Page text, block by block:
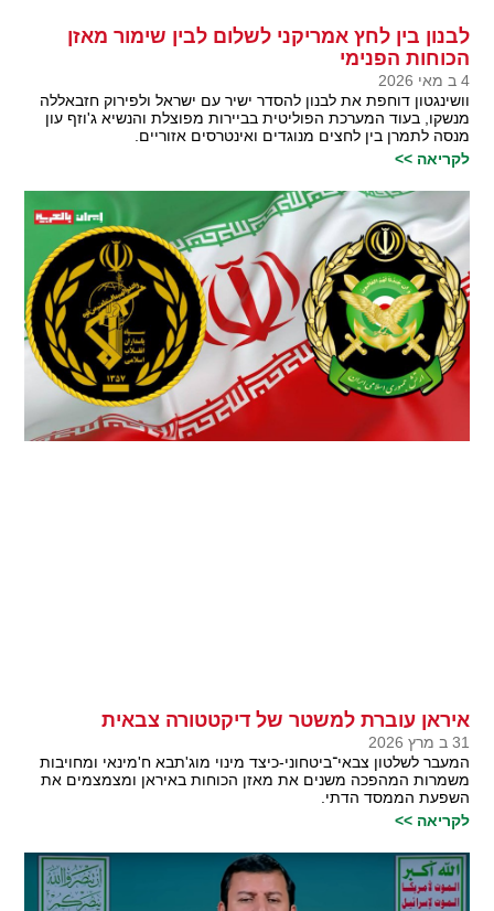
לבנון בין לחץ אמריקני לשלום לבין שימור מאזן
הכוחות הפנימי
4 ב מאי 2026
וושינגטון דוחפת את לבנון להסדר ישיר עם ישראל ולפירוק חזבאללה
מנשקו, בעוד המערכת הפוליטית בביירות מפוצלת והנשיא ג'וזף עון
מנסה לתמרן בין לחצים מנוגדים ואינטרסים אזוריים.
לקריאה >>
איראן עוברת למשטר של דיקטטורה צבאית
31 ב מרץ 2026
המעבר לשלטון צבאי־ביטחוני-כיצד מינוי מוג'תבא ח'מינאי ומחויבות
משמרות המהפכה משנים את מאזן הכוחות באיראן ומצמצמים את
השפעת הממסד הדתי.
לקריאה >>